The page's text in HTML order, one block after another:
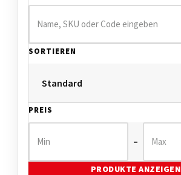
SORTIEREN
PREIS
–
PRODUKTE ANZEIGEN